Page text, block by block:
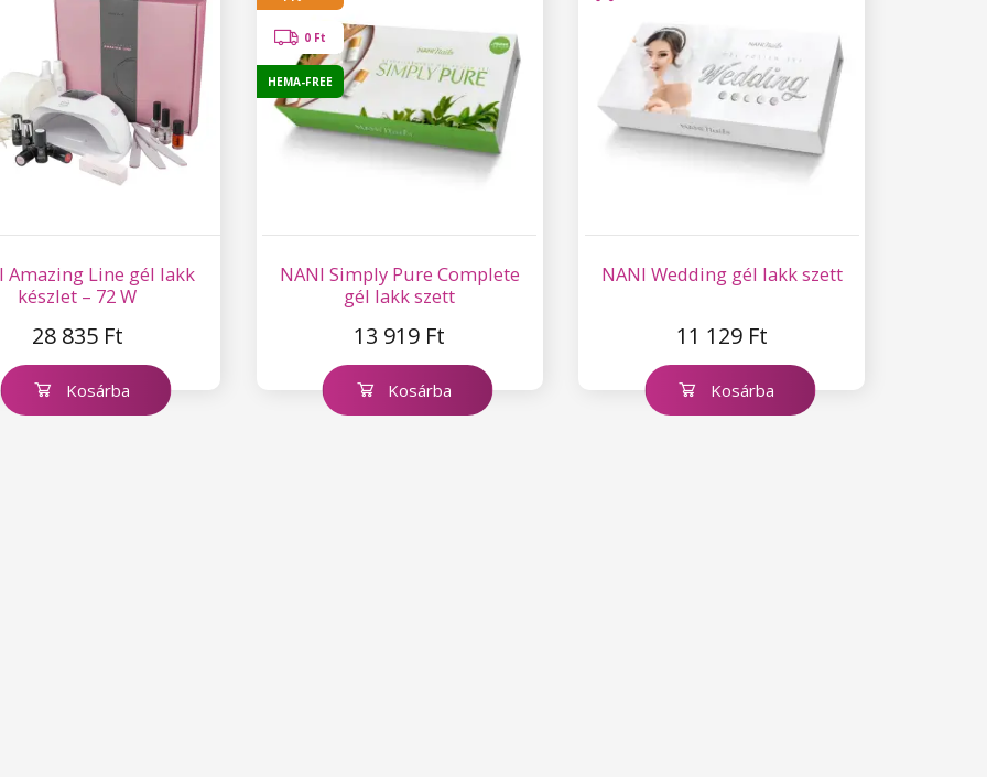
Amazing Line gél lakk
készlet – 72 W
28 835 Ft
Kosárba
NANI Simply Pure Complete
gél lakk szett
13 919 Ft
0 Ft
HEMA-FREE
Kosárba
NANI Wedding gél lakk szett
11 129 Ft
Kosárba